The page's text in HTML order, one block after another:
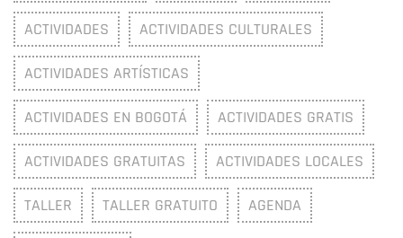
ACTIVIDADES ACTIVIDADES CULTURALES
ACTIVIDADES ARTÍSTICAS
ACTIVIDADES EN BOGOTÁ ACTIVIDADES GRATIS
ACTIVIDADES GRATUITAS ACTIVIDADES LOCALES
TALLER TALLER GRATUITO AGENDA